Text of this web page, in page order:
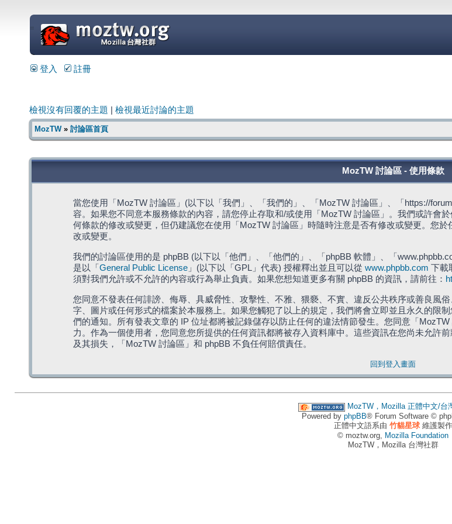
=
登入 註冊
檢視沒有回覆的主題 檢視最近討論的主題
MozTW» 討論區首頁
MozTW 討論區 - 使用條款
當您使用「MozTW 討論區」(以下以「我們」、「我們的」、「MozTW 討論區」、「https://
容。如果您不同意本服務條款的內容，請您停止存取和/或使用「MozTW 討論區」。我們或許會
何條款的修改或變更，但仍建議您在使用「MozTW 討論區」時隨時注意是否有修改或變更。您
改或變更。
我們的討論區使用的是 phpBB (以下以「他們」、「他們的」、「phpBB 軟體」、「
是以「 General Public License」(以下以「GPL」代表) 授權釋出並且可以從 www.phpbb.com 下載
須對我們允許或不允許的內容或行為舉止負責。如果您想知道更多有關 phpBB 的資訊，請前往：
您同意不發表任何誹謗、侮辱、具威脅性、攻擊性、不雅、猥褻、不實、違反公共秩序或善良風
字、圖片或任何形式的檔案於本服務上。如果您觸犯了以上的規定，我們將會立即並且永久的限
們的通知。所有發表文章的 IP 位址都將被記錄儲存以防止任何的違法情節發生。您同意「
力。作為一個使用者，您同意您所提供的任何資訊都將被存入資料庫中。這些資訊在您尚未允許
及其損失，「MozTW 討論區」和 phpBB 不負任何賠償責任。
回到登入畫面
MozTW，Mozilla 正體中文/台
Powered by phpBB® Forum Software ©
正體中文語系由 竹貓星球維護製作
© moztw.org, Mozilla Foundation
MozTW，Mozilla 台灣社群